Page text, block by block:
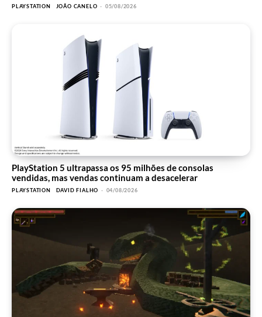
PLAYSTATION JOÃO CANELO - 05/08/2026
PlayStation 5 ultrapassa os 95 milhões de consolas
vendidas, mas vendas continuam a desacelerar
PLAYSTATION DAVID FIALHO - 04/08/2026